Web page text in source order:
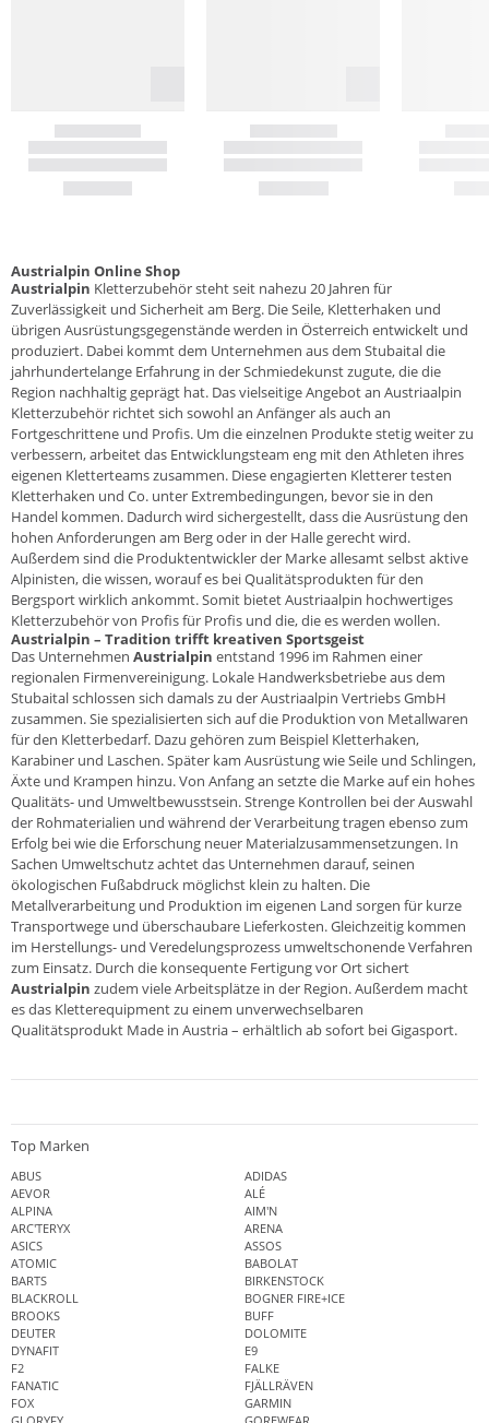
Austrialpin Online Shop
Austrialpin Kletterzubehör steht seit nahezu 20 Jahren für
Zuverlässigkeit und Sicherheit am Berg. Die Seile, Kletterhaken und
übrigen Ausrüstungsgegenstände werden in Österreich entwickelt und
produziert. Dabei kommt dem Unternehmen aus dem Stubaital die
jahrhundertelange Erfahrung in der Schmiedekunst zugute, die die
Region nachhaltig geprägt hat. Das vielseitige Angebot an Austriaalpin
Kletterzubehör richtet sich sowohl an Anfänger als auch an
Fortgeschrittene und Profis. Um die einzelnen Produkte stetig weiter zu
verbessern, arbeitet das Entwicklungsteam eng mit den Athleten ihres
eigenen Kletterteams zusammen. Diese engagierten Kletterer testen
Kletterhaken und Co. unter Extrembedingungen, bevor sie in den
Handel kommen. Dadurch wird sichergestellt, dass die Ausrüstung den
hohen Anforderungen am Berg oder in der Halle gerecht wird.
Außerdem sind die Produktentwickler der Marke allesamt selbst aktive
Alpinisten, die wissen, worauf es bei Qualitätsprodukten für den
Bergsport wirklich ankommt. Somit bietet Austriaalpin hochwertiges
Kletterzubehör von Profis für Profis und die, die es werden wollen.
Austrialpin – Tradition trifft kreativen Sportsgeist
Das Unternehmen Austrialpin entstand 1996 im Rahmen einer
regionalen Firmenvereinigung. Lokale Handwerksbetriebe aus dem
Stubaital schlossen sich damals zu der Austriaalpin Vertriebs GmbH
zusammen. Sie spezialisierten sich auf die Produktion von Metallwaren
für den Kletterbedarf. Dazu gehören zum Beispiel Kletterhaken,
Karabiner und Laschen. Später kam Ausrüstung wie Seile und Schlingen,
Äxte und Krampen hinzu. Von Anfang an setzte die Marke auf ein hohes
Qualitäts- und Umweltbewusstsein. Strenge Kontrollen bei der Auswahl
der Rohmaterialien und während der Verarbeitung tragen ebenso zum
Erfolg bei wie die Erforschung neuer Materialzusammensetzungen. In
Sachen Umweltschutz achtet das Unternehmen darauf, seinen
ökologischen Fußabdruck möglichst klein zu halten. Die
Metallverarbeitung und Produktion im eigenen Land sorgen für kurze
Transportwege und überschaubare Lieferkosten. Gleichzeitig kommen
im Herstellungs- und Veredelungsprozess umweltschonende Verfahren
zum Einsatz. Durch die konsequente Fertigung vor Ort sichert
Austrialpin zudem viele Arbeitsplätze in der Region. Außerdem macht
es das Kletterequipment zu einem unverwechselbaren
Qualitätsprodukt Made in Austria – erhältlich ab sofort beiGigasport.
Top Marken
ABUS
ADIDAS
AEVOR
ALÉ
ALPINA
AIM'N
ARC'TERYX
ARENA
ASICS
ASSOS
ATOMIC
BABOLAT
BARTS
BIRKENSTOCK
BLACKROLL
BOGNER FIRE+ICE
BROOKS
BUFF
DEUTER
DOLOMITE
DYNAFIT
E9
F2
FALKE
FANATIC
FJÄLLRÄVEN
FOX
GARMIN